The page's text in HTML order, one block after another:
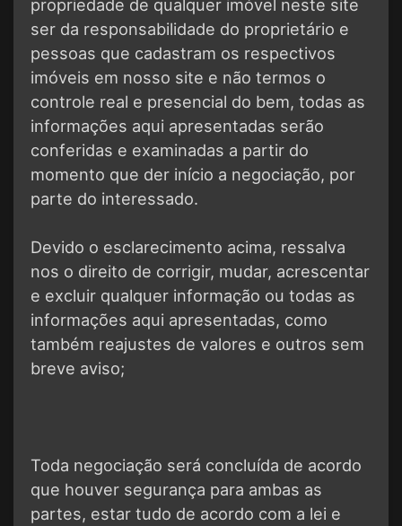
propriedade de qualquer imóvel neste site
ser da responsabilidade do proprietário e
pessoas que cadastram os respectivos
imóveis em nosso site e não termos o
controle real e presencial do bem, todas as
informações aqui apresentadas serão
conferidas e examinadas a partir do
momento que der início a negociação, por
parte do interessado.
Devido o esclarecimento acima, ressalva
nos o direito de corrigir, mudar, acrescentar
e excluir qualquer informação ou todas as
informações aqui apresentadas, como
também reajustes de valores e outros sem
breve aviso;
Toda negociação será concluída de acordo
que houver segurança para ambas as
partes, estar tudo de acordo com a lei e